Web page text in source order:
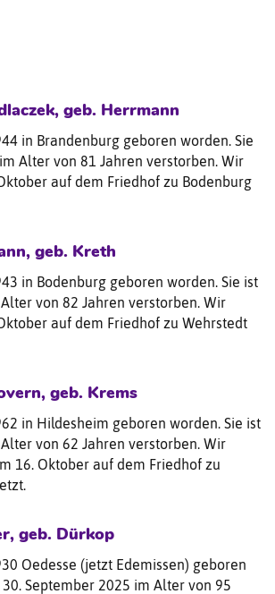
geb. Herrmann
in Brandenburg geboren worden. Sie
Alter von 81 Jahren verstorben. Wir
auf dem Friedhof zu Bodenburg
geb. Kreth
in Bodenburg geboren worden. Sie ist
von 82 Jahren verstorben. Wir
auf dem Friedhof zu Wehrstedt
geb. Krems
in Hildesheim geboren worden. Sie ist
von 62 Jahren verstorben. Wir
16. Oktober auf dem Friedhof zu
geb. Dürkop
Oedesse (jetzt Edemissen) geboren
September 2025 im Alter von 95